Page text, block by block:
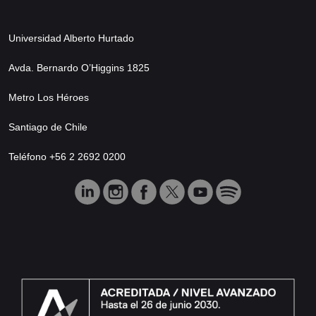
Universidad Alberto Hurtado
Avda. Bernardo O’Higgins 1825
Metro Los Héroes
Santiago de Chile
Teléfono +56 2 2692 0200